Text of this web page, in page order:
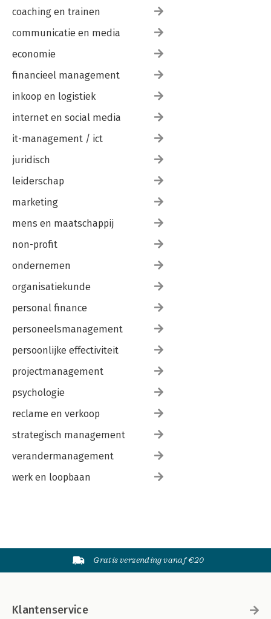
coaching en trainen
communicatie en media
economie
financieel management
inkoop en logistiek
internet en social media
it-management / ict
juridisch
leiderschap
marketing
mens en maatschappij
non-profit
ondernemen
organisatiekunde
personal finance
personeelsmanagement
persoonlijke effectiviteit
projectmanagement
psychologie
reclame en verkoop
strategisch management
verandermanagement
werk en loopbaan
Gratis verzending vanaf €20
Klantenservice